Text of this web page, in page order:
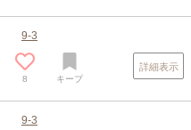
9-3
8 キープ
詳細表示
9-3